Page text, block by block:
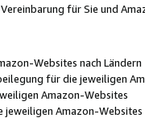
für Sie und
Websites nach Ländern
für die jeweiligen
Amazon-Websites
jeweiligen Amazon-Websites